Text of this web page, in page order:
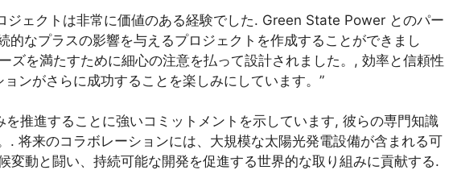
ェクトは非常に価値のある経験でした. Green State Power とのパー
なプラスの影響を与えるプロジェクトを作成することができまし
を満たすために細心の注意を払って設計されました。, 効率と信頼性
ンがさらに成功することを楽しみにしています。”
推進することに強いコミットメントを示しています, 彼らの専門知識
将来のコラボレーションには、大規模な太陽光発電設備が含まれる可
動と闘い、持続可能な開発を促進する世界的な取り組みに貢献する.